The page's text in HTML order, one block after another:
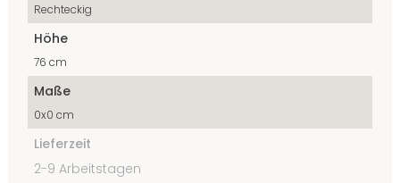
Rechteckig
Höhe
76 cm
Maße
0x0 cm
Lieferzeit
2-9 Arbeitstagen